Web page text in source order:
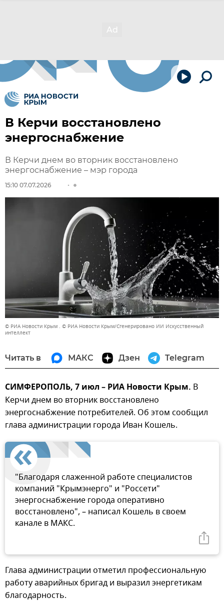
В Керчи восстановлено
энергоснабжение
В Керчи днем во вторник восстановлено
энергоснабжение – мэр города
15:10 07.07.2026
© РИА Новости Крым . © РИА Новости Крым/Сгенерировано ИИ Искусственный
интеллект
Читать в МАКС Дзен Telegram
СИМФЕРОПОЛЬ, 7 июл – РИА Новости Крым. В
Керчи днем во вторник восстановлено
энергоснабжение потребителей. Об этом сообщил
глава администрации города Иван Кошель.
"Благодаря слаженной работе специалистов
компаний "Крымэнерго" и "Россети"
энергоснабжение города оперативно
восстановлено", – написал Кошель в своем
канале в МАКС.
Глава администрации отметил профессиональную
работу аварийных бригад и выразил энергетикам
благодарность.